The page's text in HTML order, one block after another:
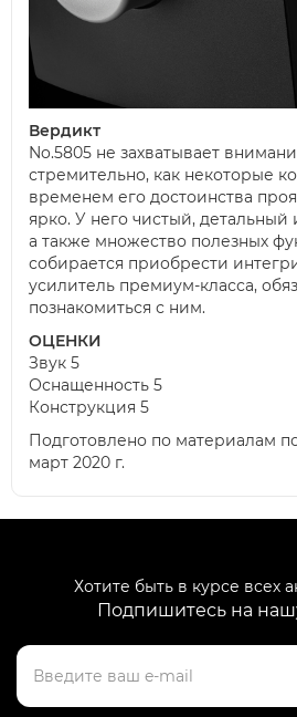
Вердикт
No.5805 не захватывает
стремительно, как некоторые
временем его достоинства
ярко. У него чистый, детальный
а также множество полезных
собирается приобрести
усилитель премиум-класса,
познакомиться с ним.
ОЦЕНКИ
Звук 5
Оснащенность 5
Конструкция 5
Подготовлено по материалам
март 2020 г.
Хотите быть в курсе всех
Подпишитесь на